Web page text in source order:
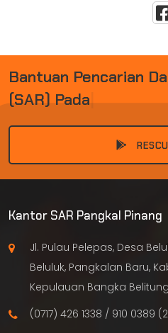
BANTUAN PENCARIAN DA
(SAR) PADA KE|
Kantor SAR Pangkal Pinang
Jl. Pulau Pelepas, Desa
Beluluk, Pangkalan Baru,
Kepulauan Bangka
(0717) 426 1338 / 910 0389